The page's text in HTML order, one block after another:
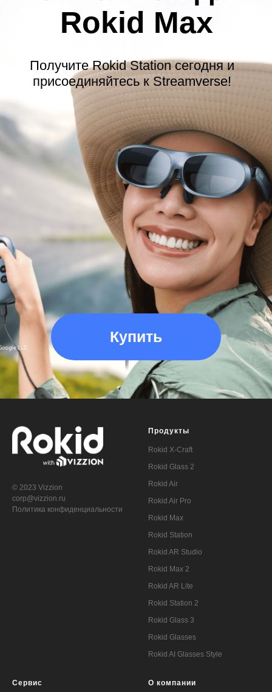
© 2023 Vizzion
corp@vizzion.ru
Политика конфиденциальности
Продукты
Rokid X-Craft
Rokid Glass 2
Rokid Air
Rokid Air Pro
Rokid Max
Rokid Station
Rokid AR Studio
Rokid Max 2
Rokid AR Lite
Rokid Station 2
Rokid Glass 3
Rokid Glasses
Rokid AI Glasses Style
Сервис О компании